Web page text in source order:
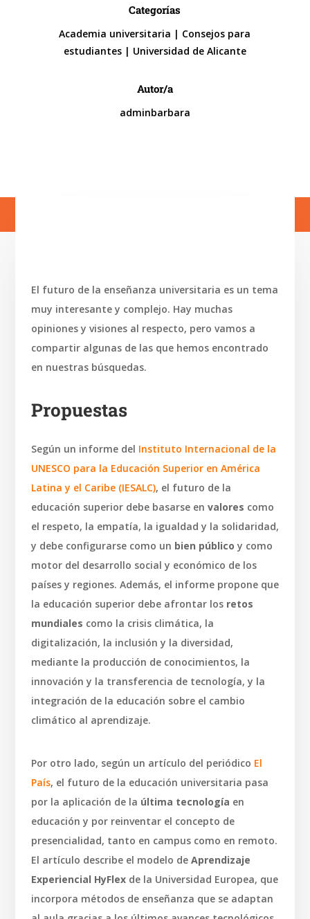
Categorías
Academia universitaria | Consejos para
estudiantes| Universidad de Alicante
Autor/a
adminbarbara
El futuro de la enseñanza universitaria es un tema
muy interesante y complejo. Hay muchas
opiniones y visiones al respecto, pero vamos a
compartir algunas de las que hemos encontrado
en nuestras búsquedas.
Propuestas
Según un informe del Instituto Internacional de la
UNESCO para la Educación Superior en América
Latina y el Caribe (IESALC), el futuro de la
educación superior debe basarse en valores como
el respeto, la empatía, la igualdad y la solidaridad,
y debe configurarse como un bien público y como
motor del desarrollo social y económico de los
países y regiones. Además, el informe propone que
la educación superior debe afrontar los retos
mundiales como la crisis climática, la
digitalización, la inclusión y la diversidad,
mediante la producción de conocimientos, la
innovación y la transferencia de tecnología, y la
integración de la educación sobre el cambio
climático al aprendizaje.
Por otro lado, según un artículo del periódico El
País, el futuro de la educación universitaria pasa
por la aplicación de la última tecnología en
educación y por reinventar el concepto de
presencialidad, tanto en campus como en remoto.
El artículo describe el modelo de Aprendizaje
Experiencial HyFlexde la Universidad Europea, que
incorpora métodos de enseñanza que se adaptan